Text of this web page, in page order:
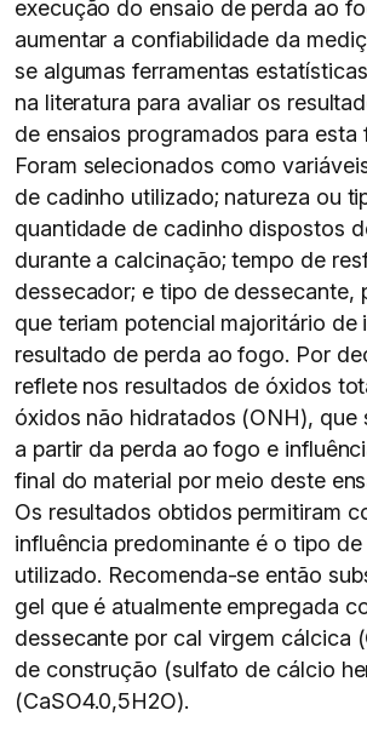
execução do ensaio de perda ao
aumentar a confiabilidade da
se algumas ferramentas
na literatura para avaliar os
de ensaios programados para esta
Foram selecionados como
de cadinho utilizado; natureza ou
quantidade de cadinho dispostos
durante a calcinação; tempo de
dessecador; e tipo de dessecante,
que teriam potencial majoritário de
resultado de perda ao fogo. Por
reflete nos resultados de óxidos
óxidos não hidratados (ONH), que
a partir da perda ao fogo e
final do material por meio deste
Os resultados obtidos permitiram
influência predominante é o tipo
utilizado. Recomenda-se então
gel que é atualmente empregada
dessecante por cal virgem cálcica
de construção (sulfato de cálcio
(CaSO4.0,5H2O).